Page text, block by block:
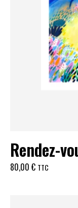
Rendez-
80,00 € TTC